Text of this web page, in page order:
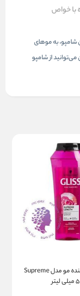
با خواص
شامپو، به موهای
از شامپو
شامپو تقویت کننده مو مدل Supreme